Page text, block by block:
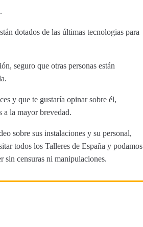
dotados de las últimas tecnologias para
seguro que otras personas están
y que te gustaría opinar sobre él,
la mayor brevedad.
sobre sus instalaciones y su personal,
todos los Talleres de España y podamos
sin censuras ni manipulaciones.